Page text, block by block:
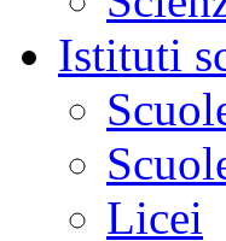
Istituti
Licei